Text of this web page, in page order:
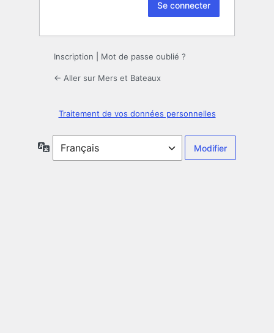
Inscription Mot de passe oublié ?
← Aller sur Mers et Bateaux
Traitement de vos données personnelles
Langue